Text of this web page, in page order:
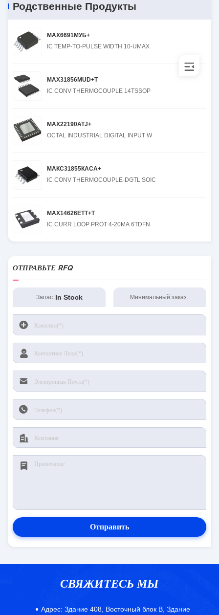
Родственные Продукты
MAX6691МУБ+
IC TEMP-TO-PULSE WIDTH 10-UMAX
MAX31856MUD+T
IC CONV THERMOCOUPLE 14TSSOP
MAX22190ATJ+
OCTAL INDUSTRIAL DIGITAL INPUT W
МАКС31855КАСА+
IC CONV THERMOCOUPLE-DGTL SOIC
MAX14626ETT+T
IC CURR LOOP PROT 4-20MA 6TDFN
ОТПРАВЬТЕ RFQ
Запас: In Stock Минимальный заказ:
Отправить
СВЯЖИТЕСЬ МЫ
Адрес: Здание 408, Восточный блок B, Здание